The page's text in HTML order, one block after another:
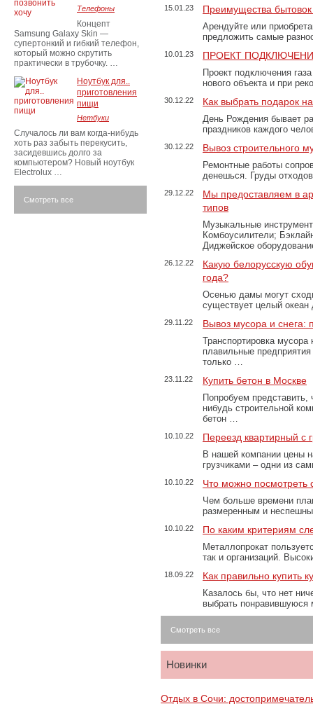
15.01.23 Преимущества
Арендуйте или
предложить самые
10.01.23 ПРОЕКТ
Проект подключения
нового объекта и при
30.12.22 Как выбрать подарок
День Рождения бывает
праздников каждого
30.12.22 Вывоз строительного
Ремонтные работы
денешься. Груды
29.12.22
Мы предоставляем в
типов
Музыкальные
Комбоусилители;
Диджейское
26.12.22
Какую белорусскую
года?
Осенью дамы могут
существует целый
29.11.22 Вывоз мусора и
Транспортировка
плавильные
только …
23.11.22 Купить бетон в Москве
Попробуем представить,
нибудь строительной
бетон …
10.10.22 Переезд квартирный с
В нашей компании цены
грузчиками – одни из
10.10.22 Что можно посмотреть
Чем больше времени
размеренным и
10.10.22 По каким критериям
Металлопрокат
так и организаций.
18.09.22 Как правильно купить
Казалось бы, что нет
выбрать
Смотреть все
Новинки
Отдых в Сочи:
Телефоны
Концепт
Samsung Galaxy Skin —
супертонкий и гибкий телефон,
который можно скрутить
практически в трубочку. …
Ноутбук для..
приготовления
пищи
Нетбуки
Случалось ли вам когда-нибудь
хоть раз забыть перекусить,
засидевшись долго за
компьютером? Новый ноутбук
Electrolux …
Смотреть все